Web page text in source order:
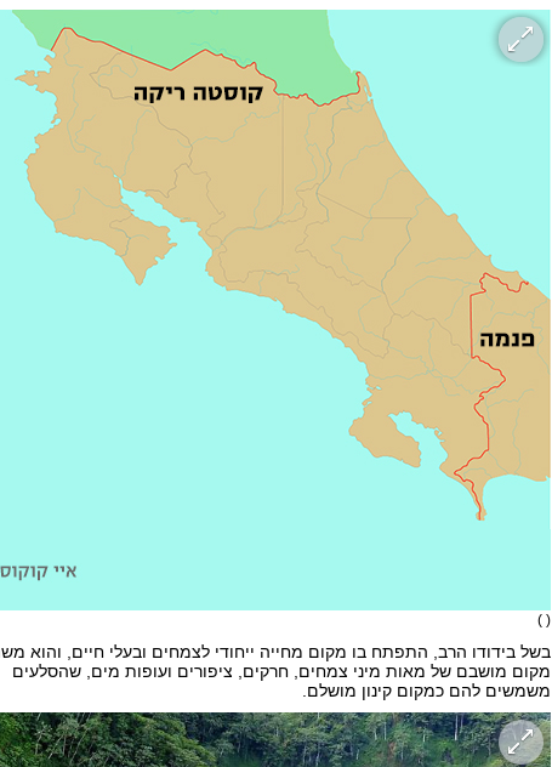
( )
בשל בידודו הרב, התפתח בו מקום מחייה ייחודי לצמחים ובעלי חיים, והוא
מקום מושבם של מאות מיני צמחים, חרקים, ציפורים ועופות מים, שהסלעים
משמשים להם כמקום קינון מושלם.